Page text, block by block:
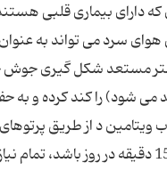
دارای بیماری قلبی
سرد می تواند به
کمتر مستعد شکل گیری
شود) را کند کرده و
د از طریق
می شود. گفتنی است این پیاده روی اگر به